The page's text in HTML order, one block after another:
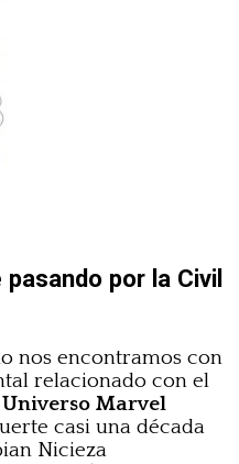
por la Civil
nos encontramos con
relacionado con el
Universo Marvel
casi una década
Nicieza